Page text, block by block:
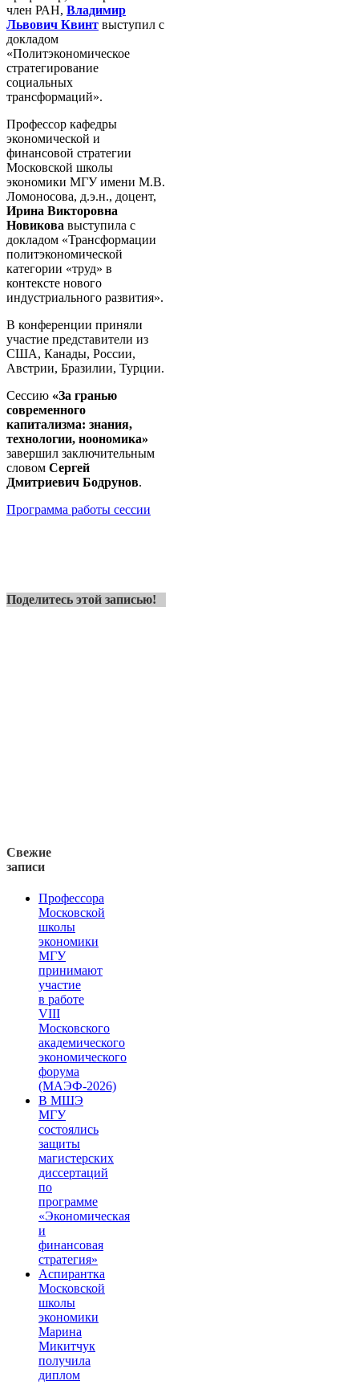
член РАН, Владимир
Львович Квинт выступил с
докладом
«Политэкономическое
стратегирование
социальных
трансформаций».
Профессор кафедры
экономической и
финансовой стратегии
Московской школы
экономики МГУ имени М.В.
Ломоносова, д.э.н., доцент,
Ирина Викторовна
Новикова выступила с
докладом «Трансформации
политэкономической
категории «труд» в
контексте нового
индустриального развития».
В конференции приняли
участие представители из
США, Канады, России,
Австрии, Бразилии, Турции.
Сессию «За гранью
современного
капитализма: знания,
технологии, ноономика»
завершил заключительным
словом Сергей
Дмитриевич Бодрунов.
Программа работы сессии
Поделитесь этой записью!
Свежие
записи
Профессора
Московской
школы
экономики
МГУ
принимают
участие
в работе
VIII
Московского
академического
экономического
форума
(МАЭФ-2026)
В МШЭ
МГУ
состоялись
защиты
магистерских
диссертаций
по
программе
«Экономическая
и
финансовая
стратегия»
Аспирантка
Московской
школы
экономики
Марина
Микитчук
получила
диплом